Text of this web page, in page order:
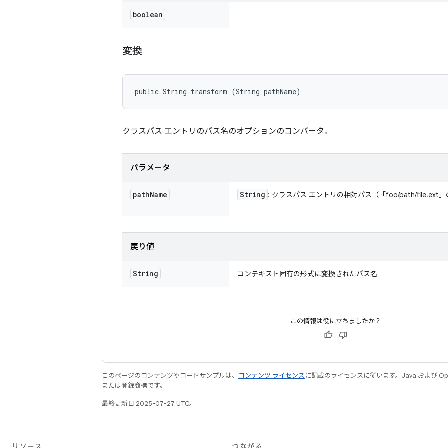
boolean
変換
public String transform (String pathName)
クラスパス エントリのパス名のオプションのコンバータ。
パラメータ
pathName String : クラスパス エントリの相対パス（「foo/path/file.ext」
戻り値
String コンテキスト固有の形式に変換されたパス名
この情報は役に立ちましたか？
このページのコンテンツやコードサンプルは、 コンテンツ ライセンスに記載のライセンスに従います。Java および
または登録商標です。
最終更新日 2025-07-27 UTC。